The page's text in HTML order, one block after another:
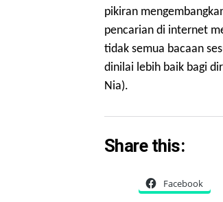
pikiran
pencarian di internet
tidak semua bacaan
dinilai lebih baik bagi
Nia).
Share this:
Facebook